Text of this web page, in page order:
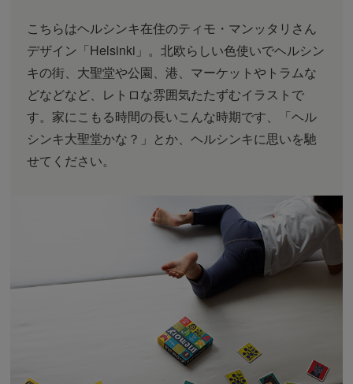
こちらはヘルシンキ在住のティモ・マンッタリさん
デザイン「Helsinki」。北欧らしい色使いでヘルシン
キの街、大聖堂や公園、港、マーケットやトラムな
どなどなど、レトロな雰囲気たたずむイラストで
す。家にこもる時間の長いこんな時期です、「ヘル
シンキ大聖堂かな？」とか、ヘルシンキに思いを馳
せてください。